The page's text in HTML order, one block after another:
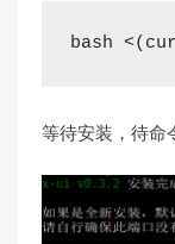
bash <(
等待安装，待命